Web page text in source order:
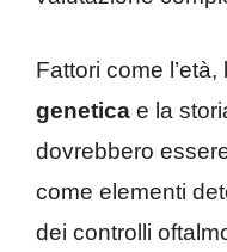
Fattori come l’età,
genetica e la
dovrebbero
come elementi
dei controlli